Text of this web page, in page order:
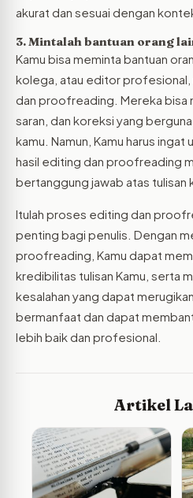
akurat dan sesuai dengan
3. Mintalah bantuan orang
Kamu bisa meminta bantuan
kolega, atau editor profesional,
dan proofreading. Mereka bisa
saran, dan koreksi yang
kamu. Namun, Kamu harus ingat
hasil editing dan proofreading
bertanggung jawab atas tulisan
Itulah proses editing dan
penting bagi penulis. Dengan
proofreading, Kamu dapat
kredibilitas tulisan Kamu, serta
kesalahan yang dapat
bermanfaat dan dapat
lebih baik dan profesional.
Artikel